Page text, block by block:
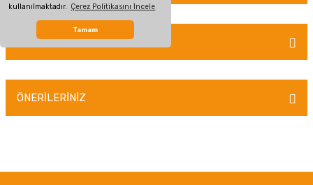
kullanılmaktadır. Çerez Politikasını İncele
Tamam
Bu ürüne ilk yorumu siz yapın!
TAKSİT SEÇENEKLERİ
ÖNERİLERİNİZ
Görüş ve önerileriniz için teşekkür ederiz.